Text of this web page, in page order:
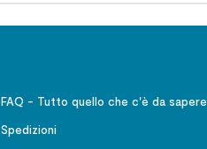
FAQ - Tutto quello che c'è da sapere
Spedizioni